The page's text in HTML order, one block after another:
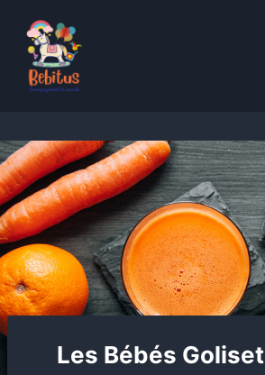
content
Les Bébés